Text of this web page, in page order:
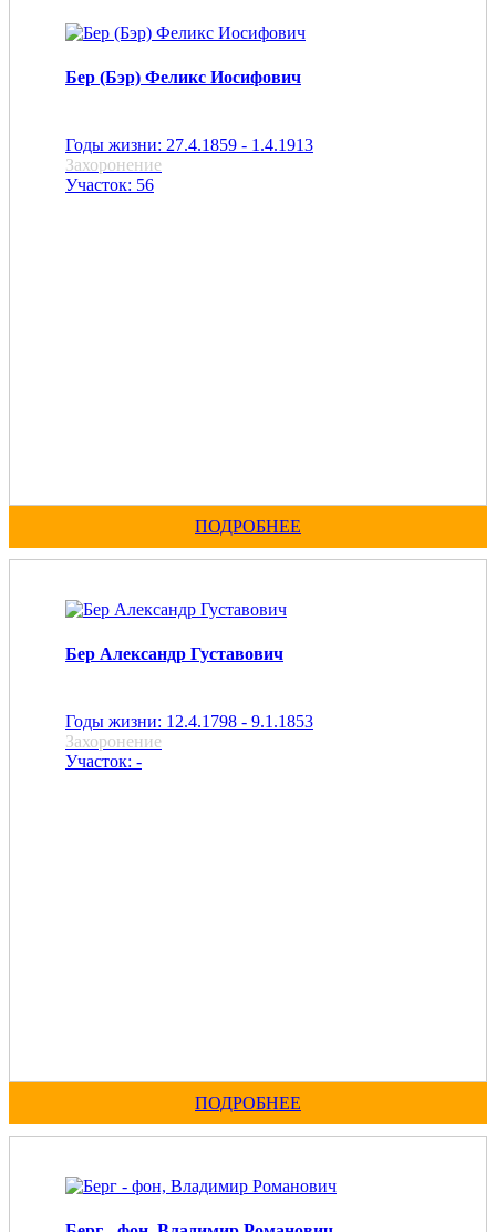
Бер (Бэр) Феликс Иосифович
Годы жизни: 27.4.1859 - 1.4.1913
Захоронение
Участок: 56
ПОДРОБНЕЕ
Бер Александр Густавович
Годы жизни: 12.4.1798 - 9.1.1853
Захоронение
Участок: -
ПОДРОБНЕЕ